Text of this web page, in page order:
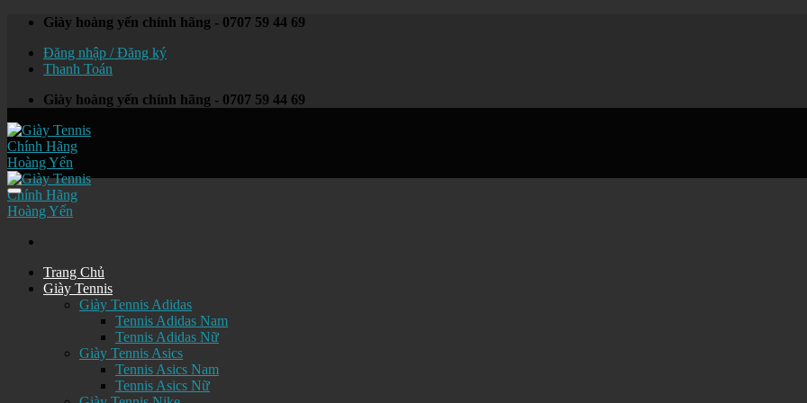
Skip
content
Giày hoàng yến chính hãng - 0707 59 44 69
Đăng nhập / Đăng ký
Thanh Toán
Giày hoàng yến chính hãng - 0707 59 44 69
Trang Chủ
Giày Tennis
Giày Tennis Adidas
Tennis Adidas Nam
Tennis Adidas Nữ
Giày Tennis Asics
Tennis Asics Nam
Tennis Asics Nữ